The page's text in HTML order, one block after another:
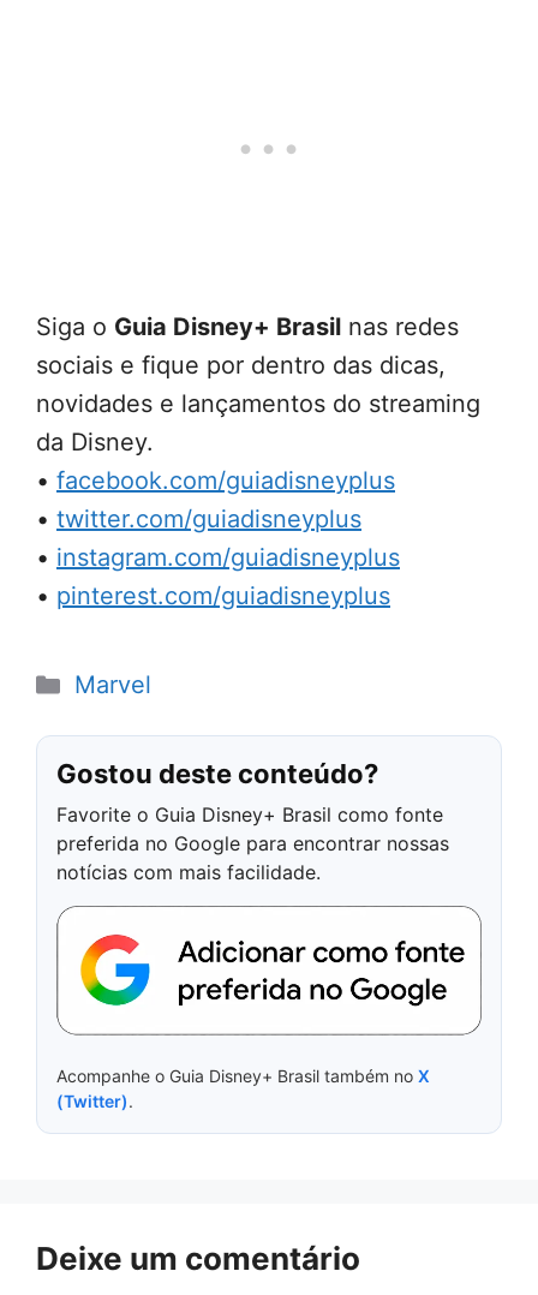
Siga o Guia Disney+ Brasil nas redes
sociais e fique por dentro das dicas,
novidades e lançamentos do streaming
da Disney.
• facebook.com/guiadisneyplus
• twitter.com/guiadisneyplus
• instagram.com/guiadisneyplus
• pinterest.com/guiadisneyplus
Categorias
Marvel
Gostou deste conteúdo?
Favorite o Guia Disney+ Brasil como fonte
preferida no Google para encontrar nossas
notícias com mais facilidade.
Acompanhe o Guia Disney+ Brasil também no X
(Twitter).
Deixe um comentário